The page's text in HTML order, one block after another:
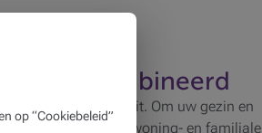
gecombineerd
gezin leeft en groeit. Om uw gezin en
kan u een woning- en familiale
op “Cookiebeleid”